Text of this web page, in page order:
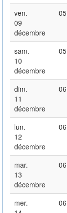
ven.
09
décembre
sam.
10
décembre
dim.
11
décembre
lun.
12
décembre
mar.
13
décembre
mer.